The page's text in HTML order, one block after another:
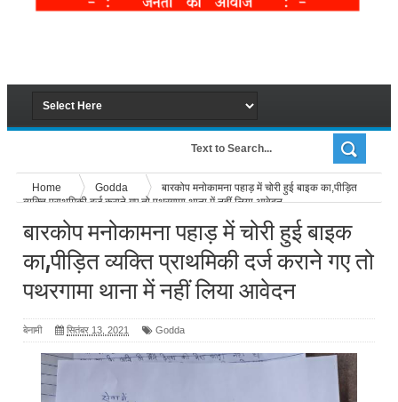
Home Godda
बारकोप मनोकामना पहाड़ में चोरी हुई बाइक का,पीड़ित
व्यक्ति प्राथमिकी दर्ज कराने गए तो पथरगामा थाना में नहीं लिया आवेदन
बारकोप मनोकामना पहाड़ में चोरी हुई बाइक
का,पीड़ित व्यक्ति प्राथमिकी दर्ज कराने गए तो
पथरगामा थाना में नहीं लिया आवेदन
बेनामी सितंबर 13, 2021 Godda